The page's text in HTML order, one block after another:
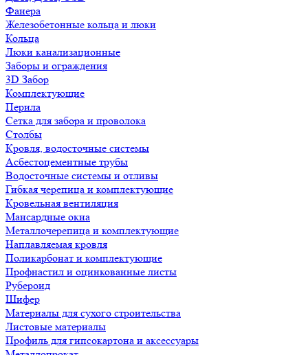
Фанера
Железобетонные кольца и люки
Кольца
Люки канализационные
Заборы и ограждения
3D Забор
Комплектующие
Перила
Сетка для забора и проволока
Столбы
Кровля, водосточные системы
Асбестоцементные трубы
Водосточные системы и отливы
Гибкая черепица и комплектующие
Кровельная вентиляция
Мансардные окна
Металлочерепица и комплектующие
Наплавляемая кровля
Поликарбонат и комплектующие
Профнастил и оцинкованные листы
Рубероид
Шифер
Материалы для сухого строительства
Листовые материалы
Профиль для гипсокартона и аксессуары